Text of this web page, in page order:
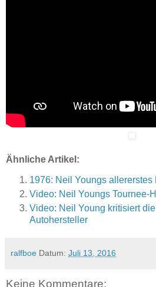
Ähnliche Artikel:
1976: Neil Youngs
Video: Neil Youngs Tournee-
Video: Neil Young kritisiert
Autohersteller
ralfboe Datum: Juli 13, 2016
Keine Kommentare: